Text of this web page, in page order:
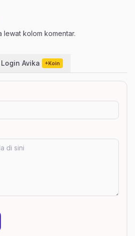
lewat kolom komentar.
Login Avika +Koin